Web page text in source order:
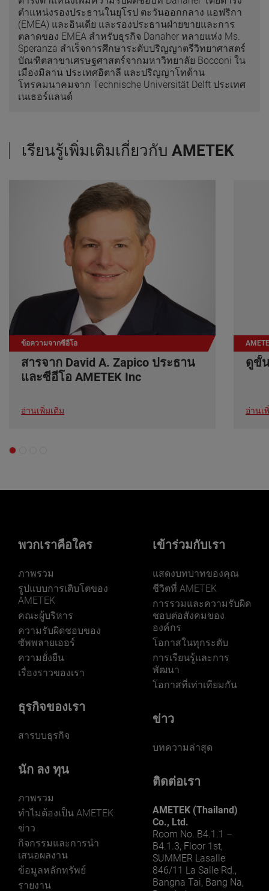
ตำแหน่งรองประธานในยุโรป ตะวันออกกลาง แอฟริกา
(EMEA) และอินเดีย และรองประธานฝ่ายขายและการ
ตลาดของ EMEA สำหรับธุรกิจ Danaher หลายแห่ง Ms.
Speranza สำเร็จการศึกษาระดับปริญญาตรีวิทยาศาสตร์
บัณฑิตสาขาเศรษฐศาสตร์จากมหาวิทยาลัย Bocconi ใน
เมืองมิลาน ประเทศอิตาลี และปริญญาโทด้าน
โทรคมนาคมจาก Technische Universität Delft ประเทศ
เนเธอร์แลนด์
เรียนรู้เพิ่มเติมเกี่ยวกับ AMETEK
ข้อความจากซีอีโอ
สารจาก David A. Zapico ประธาน
และซีอีโอ AMETEK Inc
อ่านเพิ่มเติม
ดูขั้
อ่านเ
พวกเราคือใคร
ภาพรวม
รูปแบบการเติบโตของ
AMETEK
คณะผู้บริหาร
ความรับผิดชอบของ
ซัพพลายเออร์
ความยั่งยืน
เรื่องราวของเรา
ธุรกิจของเรา
สารบบธุรกิจ
นัก ลง ทุน
ภาพรวม
ทําไมต้องเป็น AMETEK
ข่าว
กิจกรรมและการนํา
เสนอผลงาน
ข้อมูลหลักทรัพย์
รายงาน
เข้าร่วมกับเรา
แสดงบทบาทของคุณ
ชีวิตที่ AMETEK
การรวมและความรับผิด
ชอบต่อสังคมของ
องค์กร
โอกาสในทุกระดับ
การเรียนรู้และการ
พัฒนา
โอกาสที่เท่าเทียมกัน
ข่าว
บทความล่าสุด
ติดต่อเรา
AMETEK (Thailand)
Co., Ltd.
Room No. B4.1.1 –
B4.1.3, Floor 1st,
SUMMER Lasalle
846/11 La Salle Rd.,
Bangna Tai, Bang Na,